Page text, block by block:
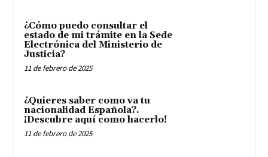
¿Cómo puedo consultar el
estado de mi trámite en la Sede
Electrónica del Ministerio de
Justicia?
11 de febrero de 2025
¿Quieres saber como va tu
nacionalidad Española?.
¡Descubre aquí como hacerlo!
11 de febrero de 2025